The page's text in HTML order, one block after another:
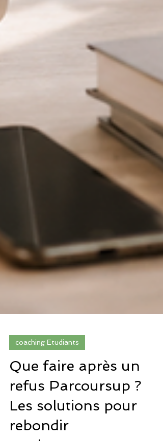
coaching Etudiants
Que faire après un
refus Parcoursup ?
Les solutions pour